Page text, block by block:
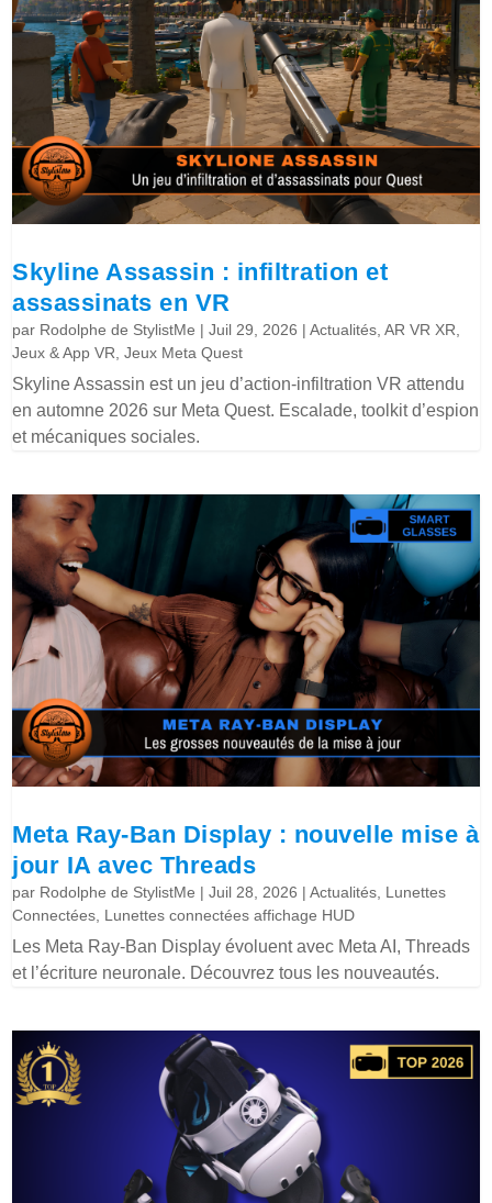
Skyline Assassin : infiltration et
assassinats en VR
par Rodolphe de StylistMe |Juil 29, 2026 |Actualités ,AR VR XR
Jeux & App VR ,Jeux Meta Quest
Skyline Assassin est un jeu d’action-infiltration VR attendu
en automne 2026 sur Meta Quest. Escalade, toolkit d’espion
et mécaniques sociales.
Meta Ray-Ban Display : nouvelle mise à
jour IA avec Threads
par Rodolphe de StylistMe |Juil 28, 2026 |Actualités Lunettes
Connectées Lunettes connectées affichage HUD
Les Meta Ray-Ban Display évoluent avec Meta AI, Threads
et l’écriture neuronale. Découvrez tous les nouveautés.